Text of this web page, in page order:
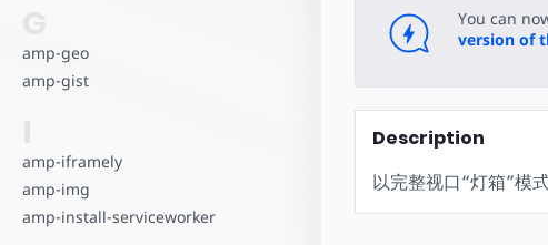
G
amp-geo
amp-gist
I
amp-iframely
amp-img
amp-install-serviceworker
You can
version of
Description
以完整视口“灯箱”模